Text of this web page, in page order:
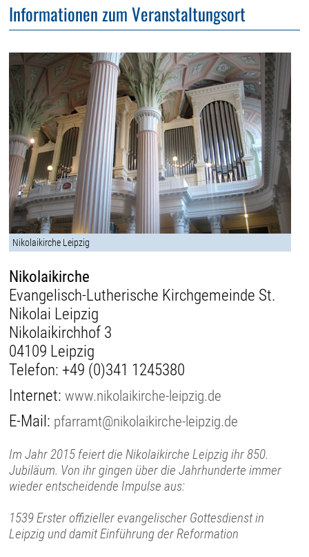
Informationen zum Veranstaltungsort
Nikolaikirche Leipzig
Nikolaikirche
Evangelisch-Lutherische Kirchgemeinde St.
Nikolai Leipzig
Nikolaikirchhof 3
04109 Leipzig
Telefon: +49 (0)341 1245380
Internet:www.nikolaikirche-leipzig.de
E-Mail: pfarramt@nikolaikirche-leipzig.de
Im Jahr 2015 feiert die Nikolaikirche Leipzig ihr 850.
Jubiläum. Von ihr gingen über die Jahrhunderte immer
wieder entscheidende Impulse aus:
1539 Erster offizieller evangelischer Gottesdienst in
Leipzig und damit Einführung der Reformation